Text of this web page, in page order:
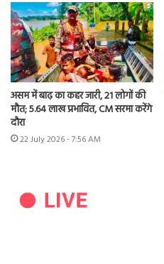
असम में बाढ़ का कहर जारी, 21 लोगों की
मौत; 5.64 लाख प्रभावित, CM सरमा करेंगे
दौरा
22 July 2026 - 7:56 AM